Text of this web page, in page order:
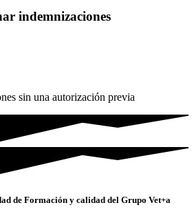
indemnizaciones
sin una autorización previa
de Formación y calidad del Grupo Vet+a